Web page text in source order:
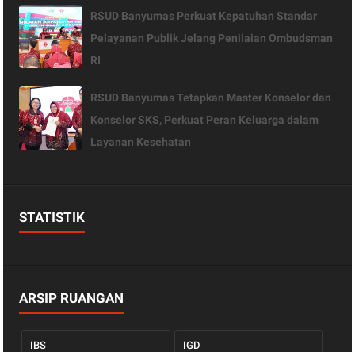
RSUD Banyumas Perkuat Kepatuhan Standar
Pelayanan Publik Jelang Penilaian Ombudsman
RI
RSUD Banyumas Tetapkan Master Konselor dan
Konselor SKS, Perkuat Peran Keluarga dalam
Layanan Kesehatan
STATISTIK
ARSIP RUANGAN
IBS IGD